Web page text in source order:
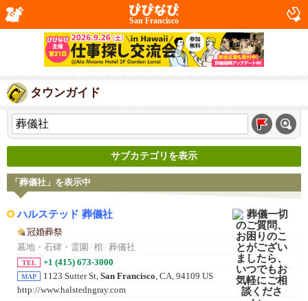
San Francisco
タウンガイド
サブカテゴリを表示
「葬儀社」を表示中
ハルステッド 葬儀社
冠婚葬祭
墓地・石碑・霊園 / 棺/ 葬儀社
TEL +1 (415) 673-3000
MAP 1123 Sutter St, San Francisco, CA, 94109 US
http://www.halstedngray.com